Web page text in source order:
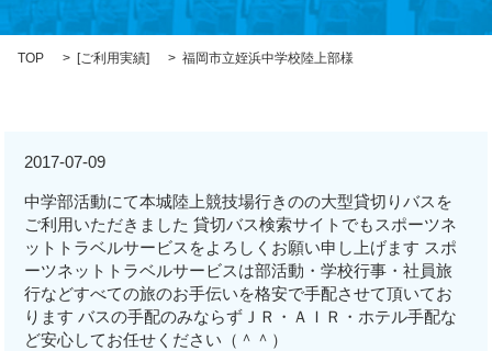
TOP [ご利用実績] 福岡市立姪浜中学校陸上部様
2017-07-09
中学部活動にて本城陸上競技場行きのの大型貸切りバスを
ご利用いただきました 貸切バス検索サイトでもスポーツネ
ットトラベルサービスをよろしくお願い申し上げます スポ
ーツネットトラベルサービスは部活動・学校行事・社員旅
行などすべての旅のお手伝いを格安で手配させて頂いてお
ります バスの手配のみならずＪＲ・ＡＩＲ・ホテル手配な
ど安心してお任せください（＾＾）